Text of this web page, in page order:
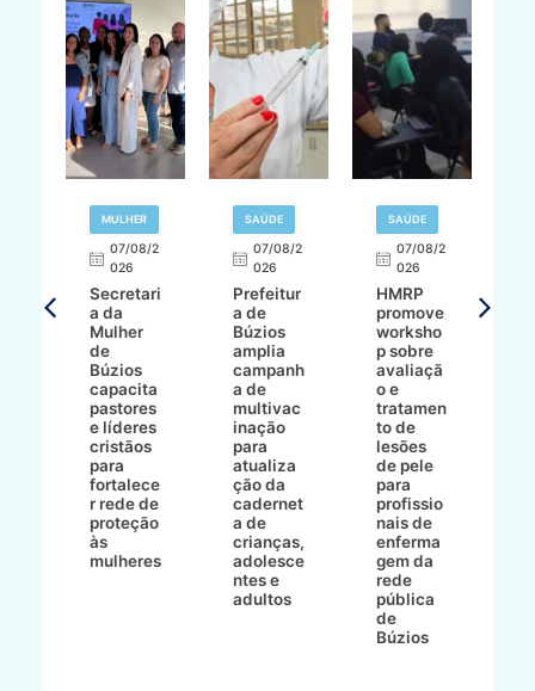
MULHER
07/08/2
026
Secretari
a da
Mulher
de
Búzios
capacita
pastores
e líderes
cristãos
para
fortalece
r rede de
proteção
às
mulheres
SAÚDE
07/08/2
026
Prefeitur
a de
Búzios
amplia
campanh
a de
multivac
inação
para
atualiza
ção da
cadernet
a de
crianças,
adolesce
ntes e
adultos
SAÚDE
07/08/2
026
HMRP
promove
worksho
p sobre
avaliaçã
o e
tratamen
to de
lesões
de pele
para
profissio
nais de
enferma
gem da
rede
pública
de
Búzios